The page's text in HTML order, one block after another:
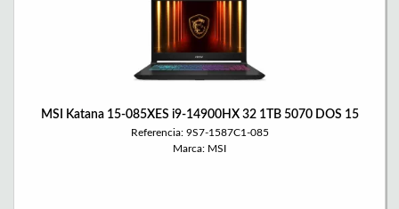
MSI Katana 15-085XES i9-14900HX 32 1TB 5070 DOS 15
Referencia: 9S7-1587C1-085
Marca: MSI